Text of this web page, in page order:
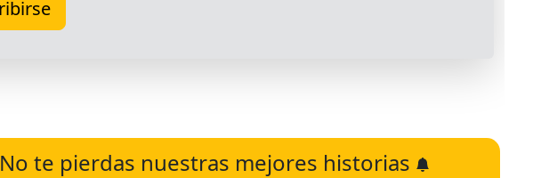
No te pierdas nuestras mejores historias